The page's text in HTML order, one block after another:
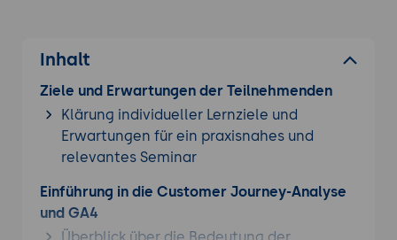
Inhalt
Ziele und Erwartungen der Teilnehmenden
Klärung individueller Lernziele und
Erwartungen für ein praxisnahes und
relevantes Seminar
Einführung in die Customer Journey-Analyse
und GA4